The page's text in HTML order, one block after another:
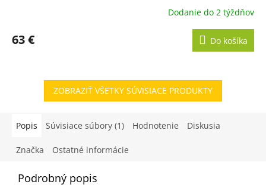
Dodanie do 2 týždňov
63 € Do košíka
ZOBRAZIŤ VŠETKY SÚVISIACE PRODUKTY
Popis Súvisiace súbory (1) Hodnotenie Diskusia
Značka Ostatné informácie
Podrobný popis